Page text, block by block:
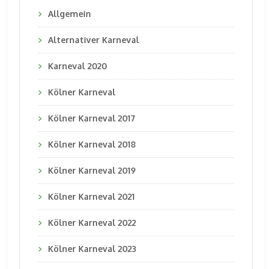
Allgemein
Alternativer Karneval
Karneval 2020
Kölner Karneval
Kölner Karneval 2017
Kölner Karneval 2018
Kölner Karneval 2019
Kölner Karneval 2021
Kölner Karneval 2022
Kölner Karneval 2023